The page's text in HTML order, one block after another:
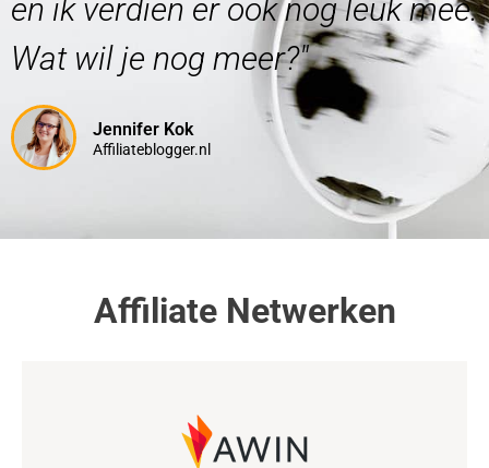
en ik verdien er ook nog leuk mee.
Wat wil je nog meer?"
Jennifer Kok
Affiliateblogger.nl
Affiliate Netwerken